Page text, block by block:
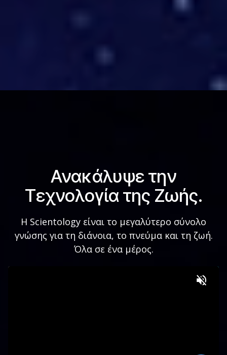
Ανακάλυψε την
Τεχνολογία της Ζωής.
Η Scientology είναι το μεγαλύτερο σύνολο
γνώσης για τη διάνοια, το πνεύμα και τη ζωή.
Όλα σε ένα μέρος.